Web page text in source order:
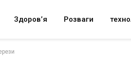
Здоров’я Розваги